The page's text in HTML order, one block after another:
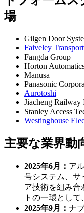
場
Gilgen Door
Faiveley Transport
Fangda Group
Horton
Manusa
Panasonic
Aurotoshi
Jiacheng Railway
Stanley Access
Westinghouse
主要な業界動
2025年6月： ア
号システム、サ
ア技術を組み合
トの一環とし
2025年9月： ナ